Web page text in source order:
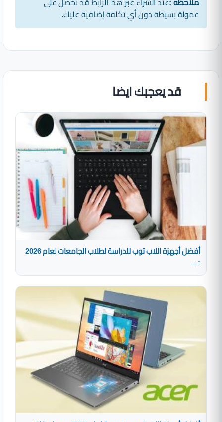
عمولة بسيطة دون أي تكلفة إضافية عليك.
قد يعجبك ايضا
أفضل أجهزة اللاب توب للدراسة لطلاب الجامعات لعام 2026
: ...